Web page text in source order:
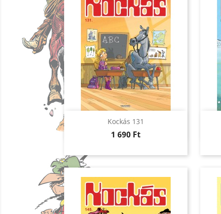
Kockás 131
Ár
1 690 Ft
Előnézet